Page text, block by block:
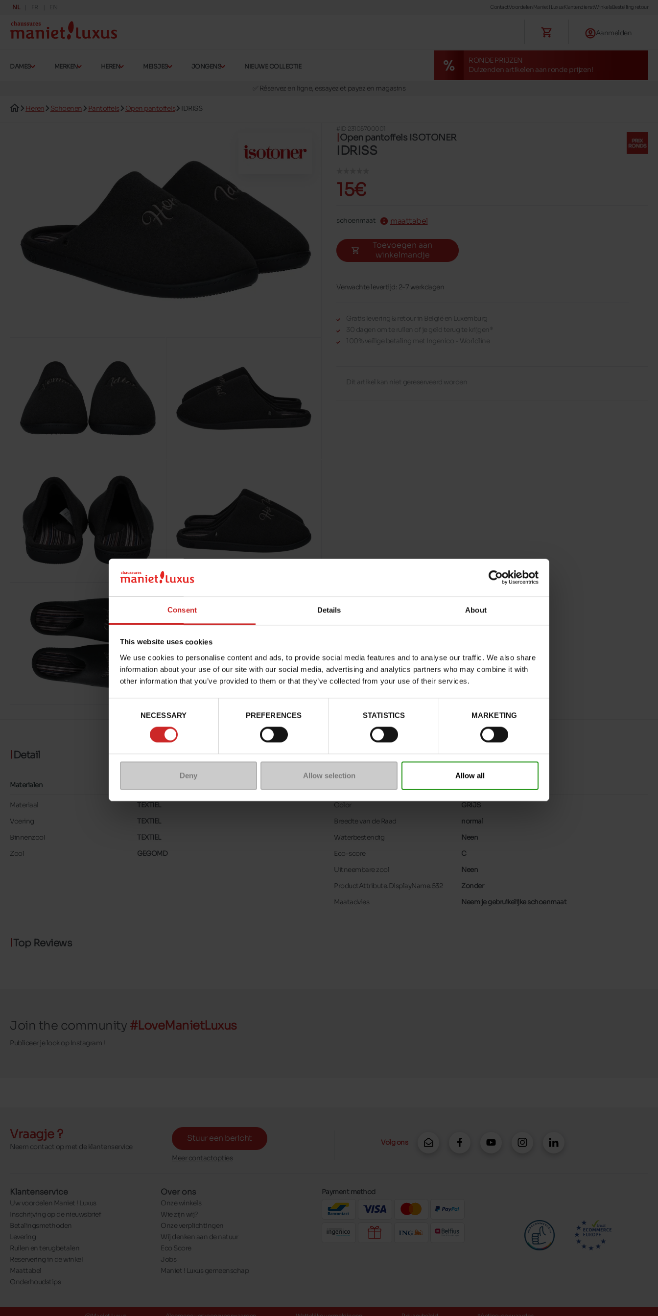
Consent Details About
This website uses cookies
We use cookies to personalise content and ads, to provide social media features and to analyse our traffic. We also share
information about your use of our site with our social media, advertising and analytics partners who may combine it with
other information that you’ve provided to them or that they’ve collected from your use of their services.
NECESSARY PREFERENCES STATISTICS MARKETING
Deny Allow selection Allow all
ContactVoordelen Maniet ! LuxusKlantendienstWinkelsBestelling retour
NL FR EN
Aanmelden
DAMES MERKEN HEREN MEISJES JONGENS NIEUWE COLLECTIE
RONDE PRIJZEN
Duizenden artikelen aan ronde prijzen!
✅ Réservez en ligne, essayez et payez en magasins
🔁 retours valables pendant 30 jours
🚛 Livraison gratuite en magasins
Heren Schoenen Pantoffels Open pantoffels IDRISS
#ID 23105700001
Open pantoffels ISOTONER
IDRISS
15€
schoenmaat maattabel
Toevoegen aan
winkelmandje
Verwachte levertijd: 2-7 werkdagen
Gratis levering & retour in België en Luxemburg
30 dagen om te ruilen of je geld terug te krijgen*
100% veilige betaling met Ingenico - Worldline
Dit artikel kan niet gereserveerd worden
Detail
Materialen
Materiaal
TEXTIEL
Voering
TEXTIEL
Binnenzool
TEXTIEL
Zool
GEGOMD
Color
GRIJS
Breedte van de Raad
normal
Waterbestendig
Neen
Eco-score
C
Uitneembare zool
Neen
ProductAttribute.DisplayName.532
Zonder
Maatadvies
Neem je gebruikelijke schoenmaat
Top Reviews
Join the community #LoveManietLuxus
Publiceer je look op Instagram !
Vraagje ?
Neem contact op met de klantenservice
Stuur een bericht
Meer contactopties
Volg ons
Klantenservice
Uw voordelen Maniet ! Luxus
Inschrijving op de nieuwsbrief
Betalingsmethoden
Levering
Ruilen en terugbetalen
Reservering in de winkel
Maattabel
Onderhoudstips
Over ons
Onze winkels
Wie zijn wij?
Onze verplichtingen
Wij denken aan de natuur
Eco Score
Jobs
Maniet ! Luxus gemeenschap
Payment method